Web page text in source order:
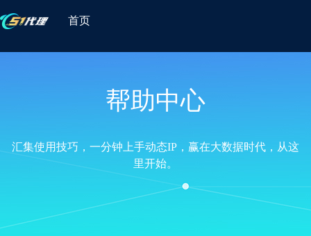
首页
帮助中心
汇集使用技巧，一分钟上手动态IP，赢在大数据时代，从这
里开始。